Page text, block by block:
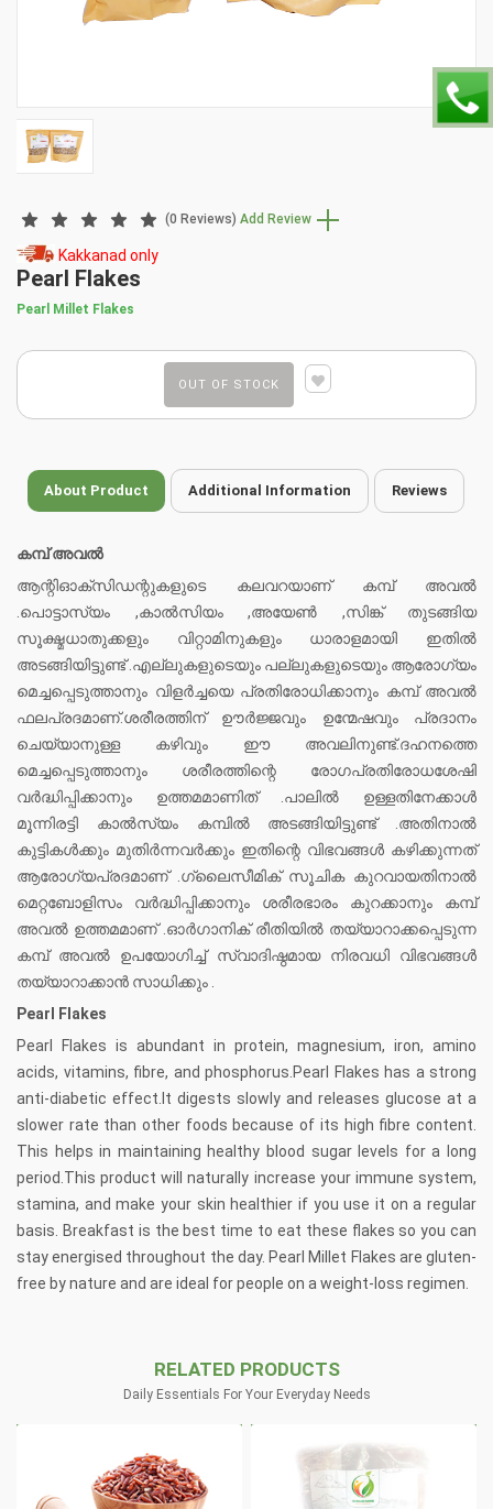
(0 Reviews) Add Review
Kakkanad only
Pearl Flakes
Pearl Millet Flakes
OUT OF STOCK
About Product Additional Information Reviews
കമ്പ് അവൽ
ആന്റിഓക്സിഡന്റുകളുടെ കലവറയാണ് കമ്പ് അവൽ
.പൊട്ടാസ്യം ,കാൽസിയം ,അയേൺ ,സിങ്ക് തുടങ്ങിയ
സൂക്ഷ്മധാതുക്കളും വിറ്റാമിനുകളും ധാരാളമായി ഇതിൽ
അടങ്ങിയിട്ടുണ്ട് .എല്ലുകളുടെയും പല്ലുകളുടെയും ആരോഗ്യം
മെച്ചപ്പെടുത്താനും വിളർച്ചയെ പ്രതിരോധിക്കാനും കമ്പ് അവൽ
ഫലപ്രദമാണ്.ശരീരത്തിന് ഊർജ്ജവും ഉന്മേഷവും പ്രദാനം
ചെയ്യാനുള്ള കഴിവും ഈ അവലിനുണ്ട്.ദഹനത്തെ
മെച്ചപ്പെടുത്താനും ശരീരത്തിന്റെ രോഗപ്രതിരോധശേഷി
വർദ്ധിപ്പിക്കാനും ഉത്തമമാണിത് .പാലിൽ ഉള്ളതിനേക്കാൾ
മൂന്നിരട്ടി കാൽസ്യം കമ്പിൽ അടങ്ങിയിട്ടുണ്ട് .അതിനാൽ
കുട്ടികൾക്കും മുതിർന്നവർക്കും ഇതിന്റെ വിഭവങ്ങൾ കഴിക്കുന്നത്
ആരോഗ്യപ്രദമാണ് .ഗ്ലൈസീമിക് സൂചിക കുറവായതിനാൽ
മെറ്റബോളിസം വർദ്ധിപ്പിക്കാനും ശരീരഭാരം കുറക്കാനും കമ്പ്
അവൽ ഉത്തമമാണ് .ഓർഗാനിക് രീതിയിൽ തയ്യാറാക്കപ്പെടുന്ന
കമ്പ് അവല്‍ ഉപയോഗിച്ച് സ്വാദിഷ്ഠമായ നിരവധി വിഭവങ്ങള്‍
തയ്യാറാക്കാൻ സാധിക്കും .
Pearl Flakes
Pearl Flakes is abundant in protein, magnesium, iron, amino
acids, vitamins, fibre, and phosphorus.Pearl Flakes has a strong
anti-diabetic effect.It digests slowly and releases glucose at a
slower rate than other foods because of its high fibre content.
This helps in maintaining healthy blood sugar levels for a long
period.This product will naturally increase your immune system,
stamina, and make your skin healthier if you use it on a regular
basis. Breakfast is the best time to eat these flakes so you can
stay energised throughout the day. Pearl Millet Flakes are gluten-
free by nature and are ideal for people on a weight-loss regimen.
RELATED PRODUCTS
Daily Essentials For Your Everyday Needs